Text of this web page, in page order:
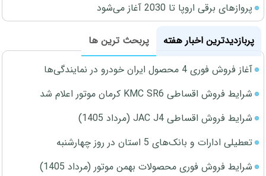
پروازهای برقی اروپا تا 2030 آغاز می‌شود
پربازدیدترین اخبار هفته
پربحث ترین ها
آغاز فروش فوری 4 محصول ایران خودرو در نمایندگی‌ها
شرایط فروش اقساطی KMC SR6 کرمان موتور اعلام شد
شرایط فروش اقساطی JAC J4 (مرداد 1405)
تعطیلی ادارات و بانک‌های 5 استان در روز چهارشنبه
شرایط فروش فوری محصولات بهمن موتور (مرداد 1405)